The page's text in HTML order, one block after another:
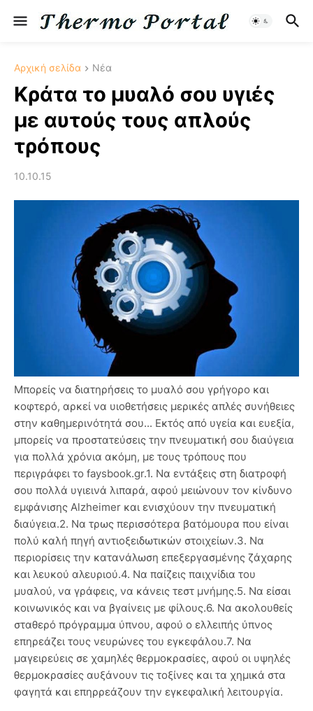
Αρχική σελίδα Νέα
Κράτα το μυαλό σου υγιές
με αυτούς τους απλούς
τρόπους
10.10.15
Μπορείς να διατηρήσεις το μυαλό σου γρήγορο και
κοφτερό, αρκεί να υιοθετήσεις μερικές απλές συνήθειες
στην καθημερινότητά σου... Εκτός από υγεία και ευεξία,
μπορείς να προστατεύσεις την πνευματική σου διαύγεια
για πολλά χρόνια ακόμη, με τους τρόπους που
περιγράφει το faysbook.gr.1. Να εντάξεις στη διατροφή
σου πολλά υγιεινά λιπαρά, αφού μειώνουν τον κίνδυνο
εμφάνισης Alzheimer και ενισχύουν την πνευματική
διαύγεια.2. Να τρως περισσότερα βατόμουρα που είναι
πολύ καλή πηγή αντιοξειδωτικών στοιχείων.3. Να
περιορίσεις την κατανάλωση επεξεργασμένης ζάχαρης
και λευκού αλευριού.4. Να παίζεις παιχνίδια του
μυαλού, να γράφεις, να κάνεις τεστ μνήμης.5. Να είσαι
κοινωνικός και να βγαίνεις με φίλους.6. Να ακολουθείς
σταθερό πρόγραμμα ύπνου, αφού ο ελλειπής ύπνος
επηρεάζει τους νευρώνες του εγκεφάλου.7. Να
μαγειρεύεις σε χαμηλές θερμοκρασίες, αφού οι υψηλές
θερμοκρασίες αυξάνουν τις τοξίνες και τα χημικά στα
φαγητά και επηρρεάζουν την εγκεφαλική λειτουργία.